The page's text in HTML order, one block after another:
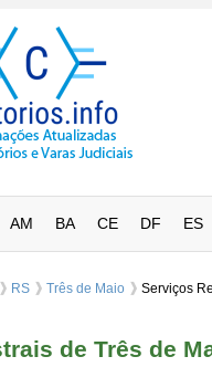
AM BA CE DF ES
RS Três de Maio Serviços
de Três de